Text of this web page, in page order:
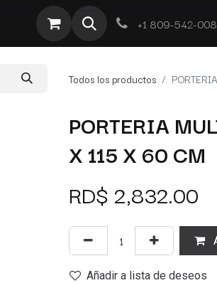
Obra Deportiva Contacto
+1 809-542-
Todos los productos
PORTERIA
X 115 X 60 CM
RD$ 2,832.00
Añadir a lista de deseos